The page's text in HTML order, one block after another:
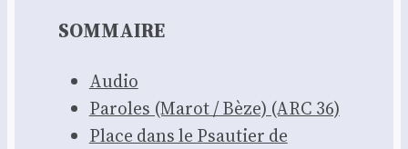
SOMMAIRE
Audio
Paroles (Marot / Bèze) (ARC 36)
Place dans le Psau­tier de